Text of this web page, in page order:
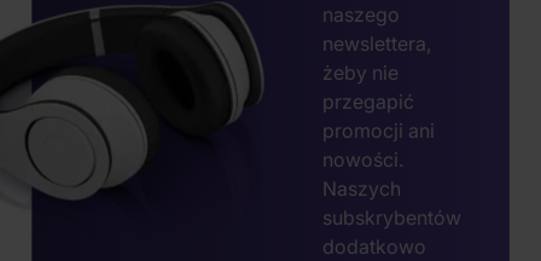
naszego
newslettera,
żeby nie
przegapić
promocji ani
nowości.
Naszych
subskrybentów
dodatkowo